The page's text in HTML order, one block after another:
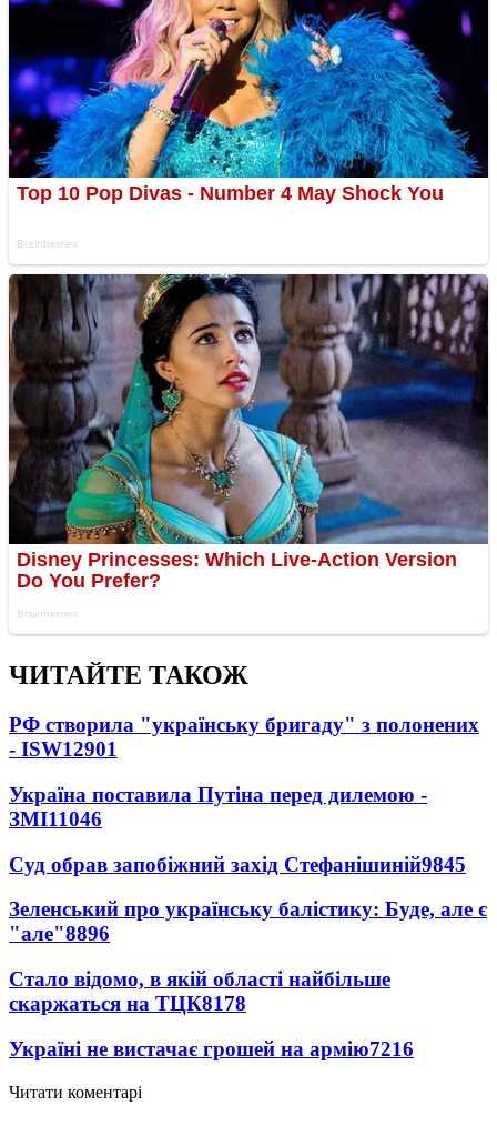
ЧИТАЙТЕ ТАКОЖ
РФ створила "українську бригаду" з полонених
- ISW12901
Україна поставила Путіна перед дилемою -
ЗМІ11046
Суд обрав запобіжний захід Стефанішиній9845
Зеленський про українську балістику: Буде, але є
"але"8896
Стало відомо, в якій області найбільше
скаржаться на ТЦК8178
Україні не вистачає грошей на армію7216
Читати коментарі